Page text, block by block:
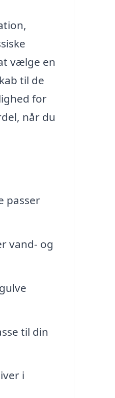
vælge en
til de
for
når du
passer
vand- og
til din
i